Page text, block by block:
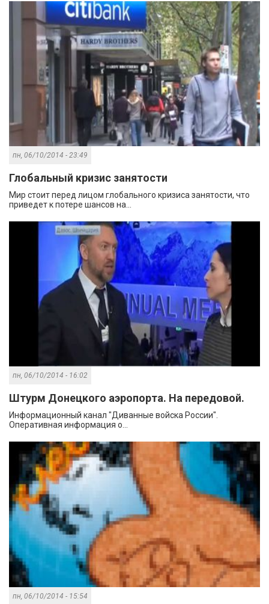
пн, 06/10/2014 - 23:49
Глобальный кризис занятости
Мир стоит перед лицом глобального кризиса занятости, что
приведет к потере шансов на...
пн, 06/10/2014 - 16:02
Штурм Донецкого аэропорта. На передовой.
Информационный канал "Диванные войска России".
Оперативная информация о...
пн, 06/10/2014 - 15:54